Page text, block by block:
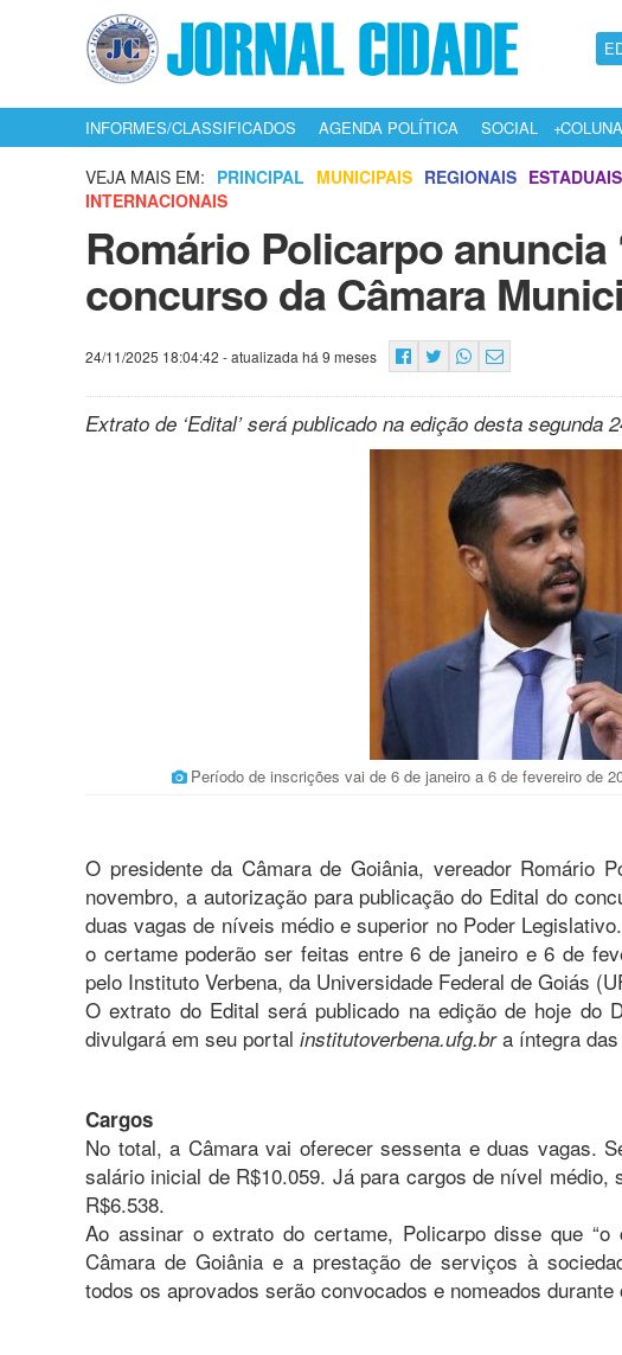
INFORMES/CLASSIFICADOS AGENDA POLÍTICA SOCIAL
VEJA MAIS EM: PRINCIPAL MUNICIPAIS REGIONAIS ESTADUAIS
INTERNACIONAIS
Romário Policarpo anuncia
concurso da Câmara
24/11/2025 18:04:42 - atualizada há 9 meses
Extrato de ‘Edital’ será publicado na edição desta
Período de inscrições vai de 6 de janeiro a 6 de fevereiro de
O presidente da Câmara de Goiânia, vereador Romário
novembro, a autorização para publicação do Edital do
duas vagas de níveis médio e superior no Poder
o certame poderão ser feitas entre 6 de janeiro e 6 de
pelo Instituto Verbena, da Universidade Federal de Goiás
O extrato do Edital será publicado na edição de hoje do
divulgará em seu portal institutoverbena.ufg.bra íntegra
Cargos
No total, a Câmara vai oferecer sessenta e duas vagas.
salário inicial de R$10.059. Já para cargos de nível
R$6.538.
Ao assinar o extrato do certame, Policarpo disse que
Câmara de Goiânia e a prestação de serviços à
todos os aprovados serão convocados e nomeados durante